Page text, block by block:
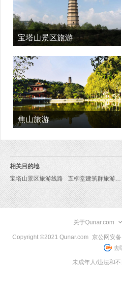
宝塔山景区旅游
焦山旅游
相关目的地
宝塔山景区旅游线路
五柳堂建筑群旅游线路
关于Qunar.com
Copyright ©2021 Qunar.com 京公网安
去
未成年人/违法和